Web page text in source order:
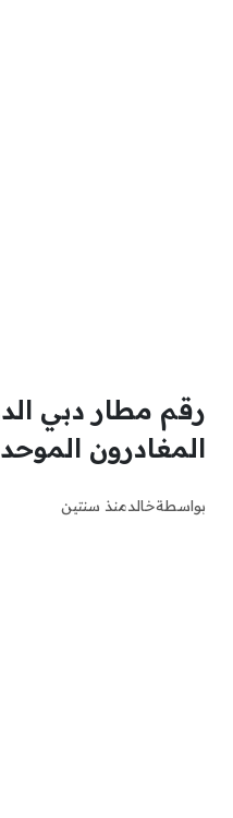
المغادرون الموحد
بواسطةخالدمنذ سنتين